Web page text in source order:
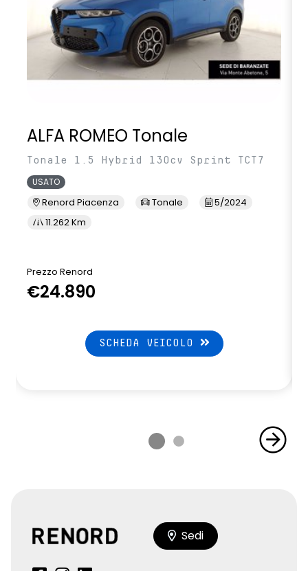
ALFA ROMEO Tonale
Tonale 1.5 Hybrid 130cv Sprint TCT7
USATO
Renord Piacenza Tonale
5/2024
11.262 Km
Prezzo Renord
€24.890
SCHEDA VEICOLO
Sedi